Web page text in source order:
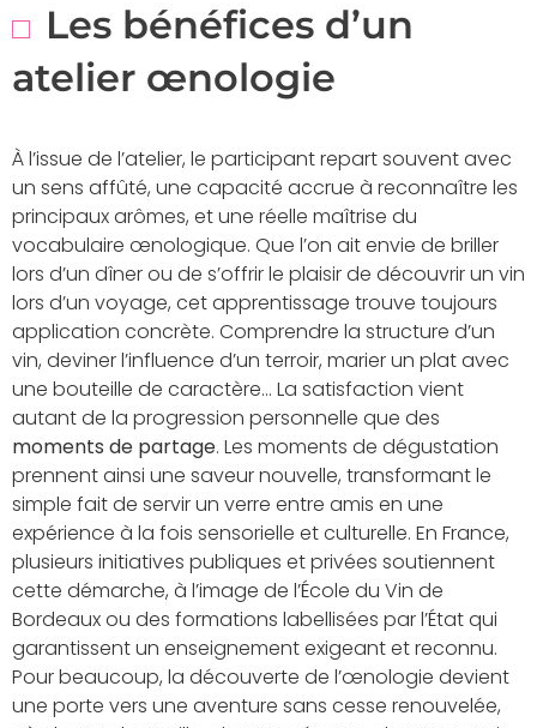
Les bénéfices d’un
atelier œnologie
À l’issue de l’atelier, le participant repart souvent avec
un sens affûté, une capacité accrue à reconnaître les
principaux arômes, et une réelle maîtrise du
vocabulaire œnologique. Que l’on ait envie de briller
lors d’un dîner ou de s’offrir le plaisir de découvrir un vin
lors d’un voyage, cet apprentissage trouve toujours
application concrète. Comprendre la structure d’un
vin, deviner l’influence d’un terroir, marier un plat avec
une bouteille de caractère… La satisfaction vient
autant de la progression personnelle que des
moments de partage. Les moments de dégustation
prennent ainsi une saveur nouvelle, transformant le
simple fait de servir un verre entre amis en une
expérience à la fois sensorielle et culturelle. En France,
plusieurs initiatives publiques et privées soutiennent
cette démarche, à l’image de l’École du Vin de
Bordeaux ou des formations labellisées par l’État qui
garantissent un enseignement exigeant et reconnu.
Pour beaucoup, la découverte de l’œnologie devient
une porte vers une aventure sans cesse renouvelée,